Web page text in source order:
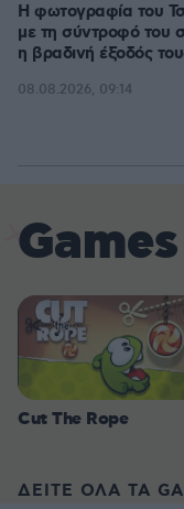
Η φωτογραφία του
με τη σύντροφό του
η βραδινή έξοδός
08.08.2026, 09:14
Games
Cut The Rope
ΔΕΙΤΕ ΟΛΑ ΤΑ